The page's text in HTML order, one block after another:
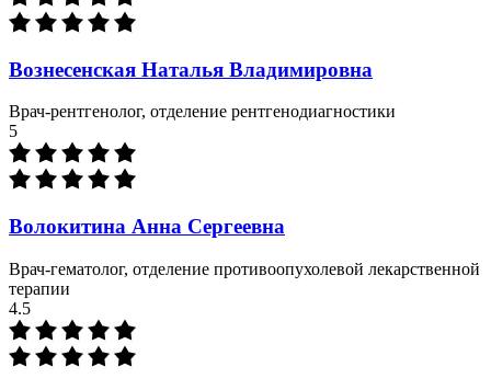
Вознесенская Наталья Владимировна
Врач-рентгенолог, отделение рентгенодиагностики
5
Волокитина Анна Сергеевна
Врач-гематолог, отделение противоопухолевой лекарственной
терапии
4.5